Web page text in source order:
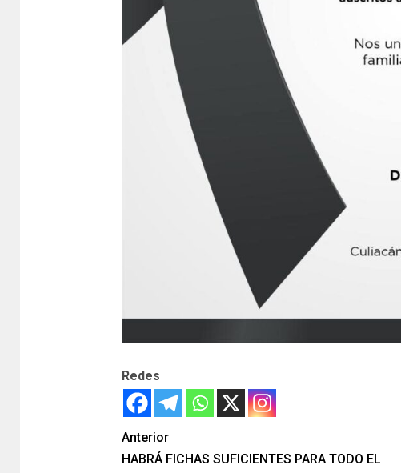
Redes
Anterior
HABRÁ FICHAS SUFICIENTES PARA TODO EL